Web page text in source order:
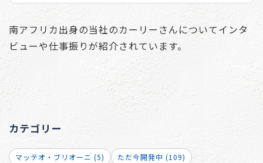
南アフリカ出身の当社のカーリーさんについてインタ
ビューや仕事振りが紹介されています。
カテゴリー
マッテオ・ブリオーニ (5)
ただ今開発中 (109)